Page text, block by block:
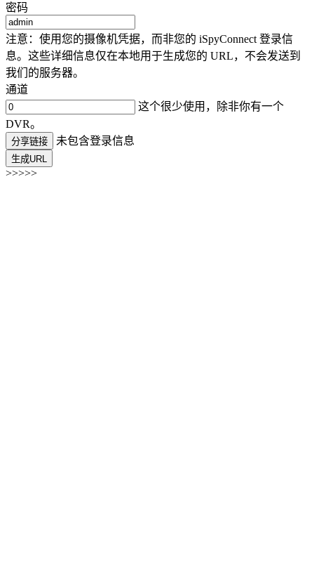
密码
注意：使用您的摄像机凭据，而非您的 iSpyConnect 登录信
息。这些详细信息仅在本地用于生成您的 URL，不会发送到
我们的服务器。
通道
这个很少使用，除非你有一个
DVR。
分享链接 未包含登录信息
生成URL
>>>>>